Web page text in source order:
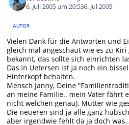
6. Juli 2005 um 20:536. Jul 2005
AUTOR
Vielen Dank für die Antworten und
gleich mal angeschaut wie es zu
bekannt, das sollte sich einrichten
Das in Uetersen ist ja noch ein
Hinterkopf behalten.
Mensch Janny, Deine
an meine Familie.. mein Vater fährt
nicht welchen genau), Mutter wie
Die neueren sind ja alle ganz
aber irgendwie fehlt da ja doch